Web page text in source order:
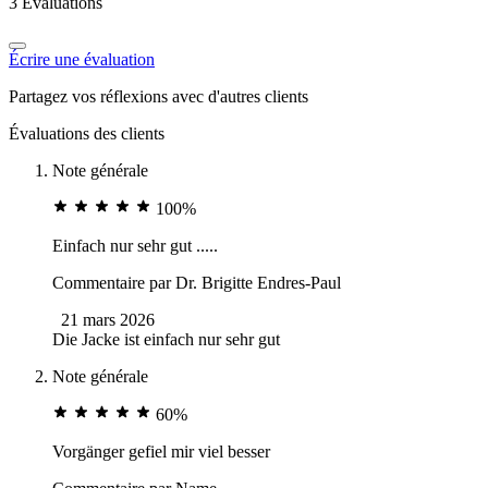
Écrire une évaluation
Partagez vos réflexions avec d'autres clients
Évaluations des clients
Note générale
100%
Einfach nur sehr gut .....
Commentaire parDr. Brigitte Endres-Paul
21 mars 2026
Die Jacke ist einfach nur sehr gut
Note générale
60%
Vorgänger gefiel mir viel besser